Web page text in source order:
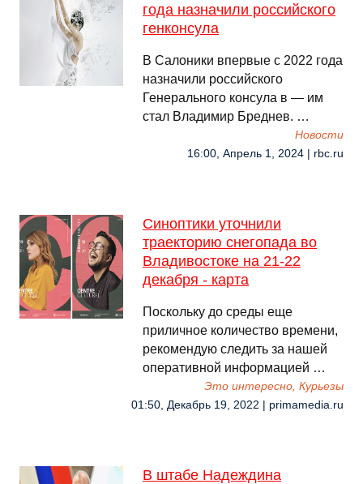
года назначили российского
генконсула
В Салоники впервые с 2022 года
назначили российского
Генерального консула в — им
стал Владимир Бреднев. …
Новости
16:00, Апрель 1, 2024 | rbc.ru
Синоптики уточнили
траекторию снегопада во
Владивостоке на 21-22
декабря - карта
Поскольку до среды еще
приличное количество времени,
рекомендую следить за нашей
оперативной информацией …
Это интересно, Курьезы
01:50, Декабрь 19, 2022 | primamedia.ru
В штабе Надеждина